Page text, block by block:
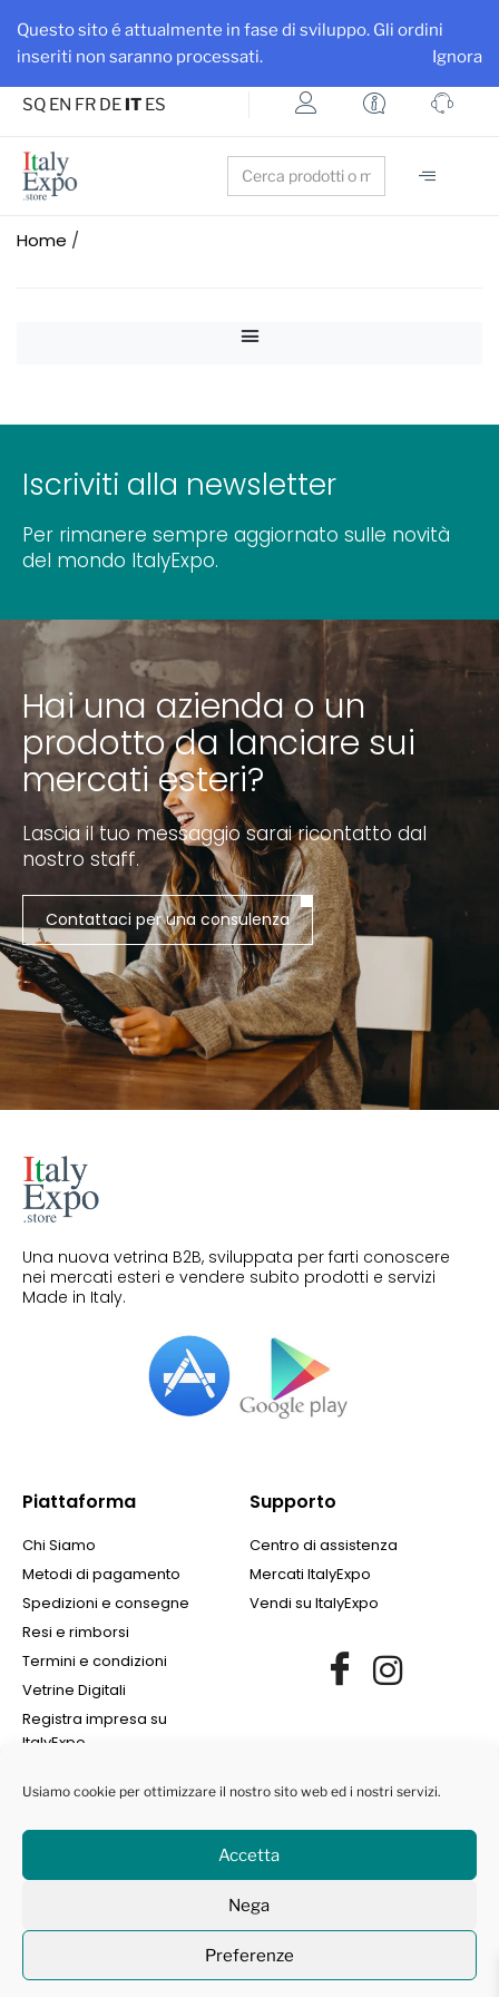
Usiamo cookie per ottimizzare il nostro sito web ed i nostri servizi.
Accetta
Nega
Preferenze
Questo sito é attualmente in fase di sviluppo. Gli ordini
inseriti non saranno processati.
Ignora
Ottieni maggiore visibilità per la tua azienda e i tuoi prodotti
Iscriviti su ItalyExpo
SQ EN FR DE IT ES
Search
for:
Home /
Iscriviti alla newsletter
Per rimanere sempre aggiornato sulle novità
del mondo ItalyExpo.
Hai una azienda o un
prodotto da lanciare sui
mercati esteri?
Lascia il tuo messaggio sarai ricontatto dal
nostro staff.
Contattaci per una consulenza
Una nuova vetrina B2B, sviluppata per farti conoscere
nei mercati esteri e vendere subito prodotti e servizi
Made in Italy.
Piattaforma
Chi Siamo
Metodi di pagamento
Spedizioni e consegne
Resi e rimborsi
Termini e condizioni
Vetrine Digitali
Registra impresa su
ItalyExpo
Supporto
Centro di assistenza
Mercati ItalyExpo
Vendi su ItalyExpo
©2022 Finance Group Albania SH.PK. | All Rights Reserved | NIPT
L72405008I | Marchi protetti ® -Privacy Policy
Contattaci